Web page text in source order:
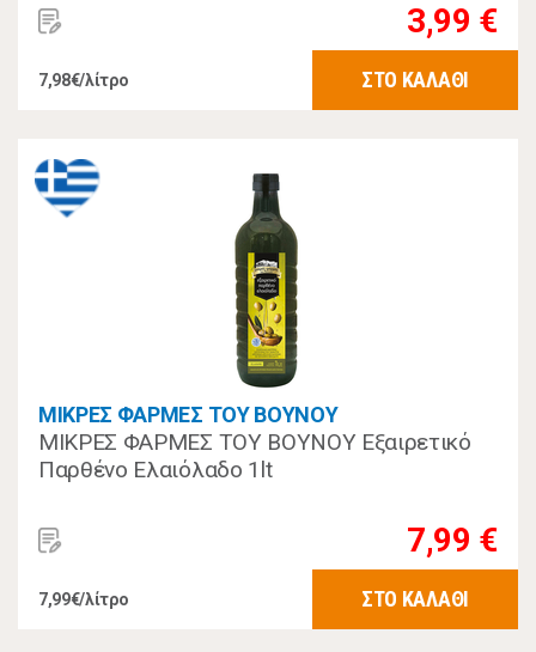
3,99 €
7,98€/λίτρο ΣΤΟ ΚΑΛΑΘΙ
ΜΙΚΡΕΣ ΦΑΡΜΕΣ ΤΟΥ ΒΟΥΝΟΥ
ΜΙΚΡΕΣ ΦΑΡΜΕΣ ΤΟΥ ΒΟΥΝΟΥ Εξαιρετικό
Παρθένο Ελαιόλαδο 1lt
7,99 €
7,99€/λίτρο ΣΤΟ ΚΑΛΑΘΙ